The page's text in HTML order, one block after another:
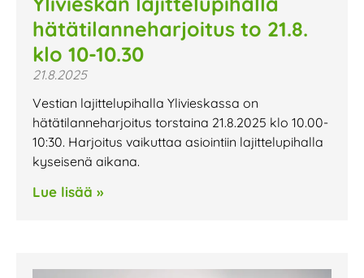
hätätilanneharjoitus to 21.8.
klo 10-10.30
21.8.2025
Vestian lajittelupihalla Ylivieskassa on
hätätilanneharjoitus torstaina 21.8.2025 klo 10.00-
10:30. Harjoitus vaikuttaa asiointiin lajittelupihalla
kyseisenä aikana.
Lue lisää »